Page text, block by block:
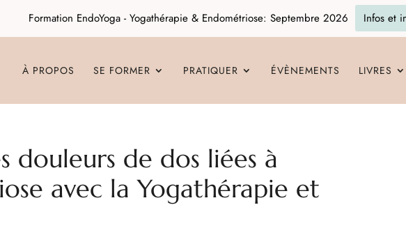
À PROPOS SE FORMER PRATIQUER ÉVÈNEMENTS LIVRES
douleurs de dos liées à
avec la Yogathérapie et
Formation EndoYoga - Yogathérapie & Endométriose: Septembre 2026 Infos et